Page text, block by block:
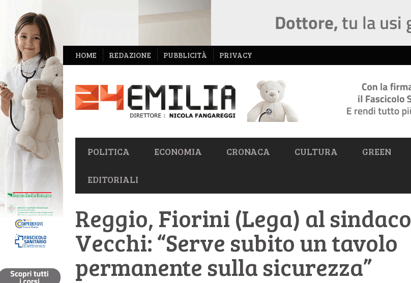
NAVIGAZIONE
SECONDARIA
HOME REDAZIONE PUBBLICITÀ PRIVACY
NAVIGAZIONE
PRIMARIA
POLITICA ECONOMIA CRONACA CULTURA GREEN
EDITORIALI
Reggio, Fiorini (Lega) al sindaco
Vecchi: “Serve subito un tavolo
permanente sulla sicurezza”